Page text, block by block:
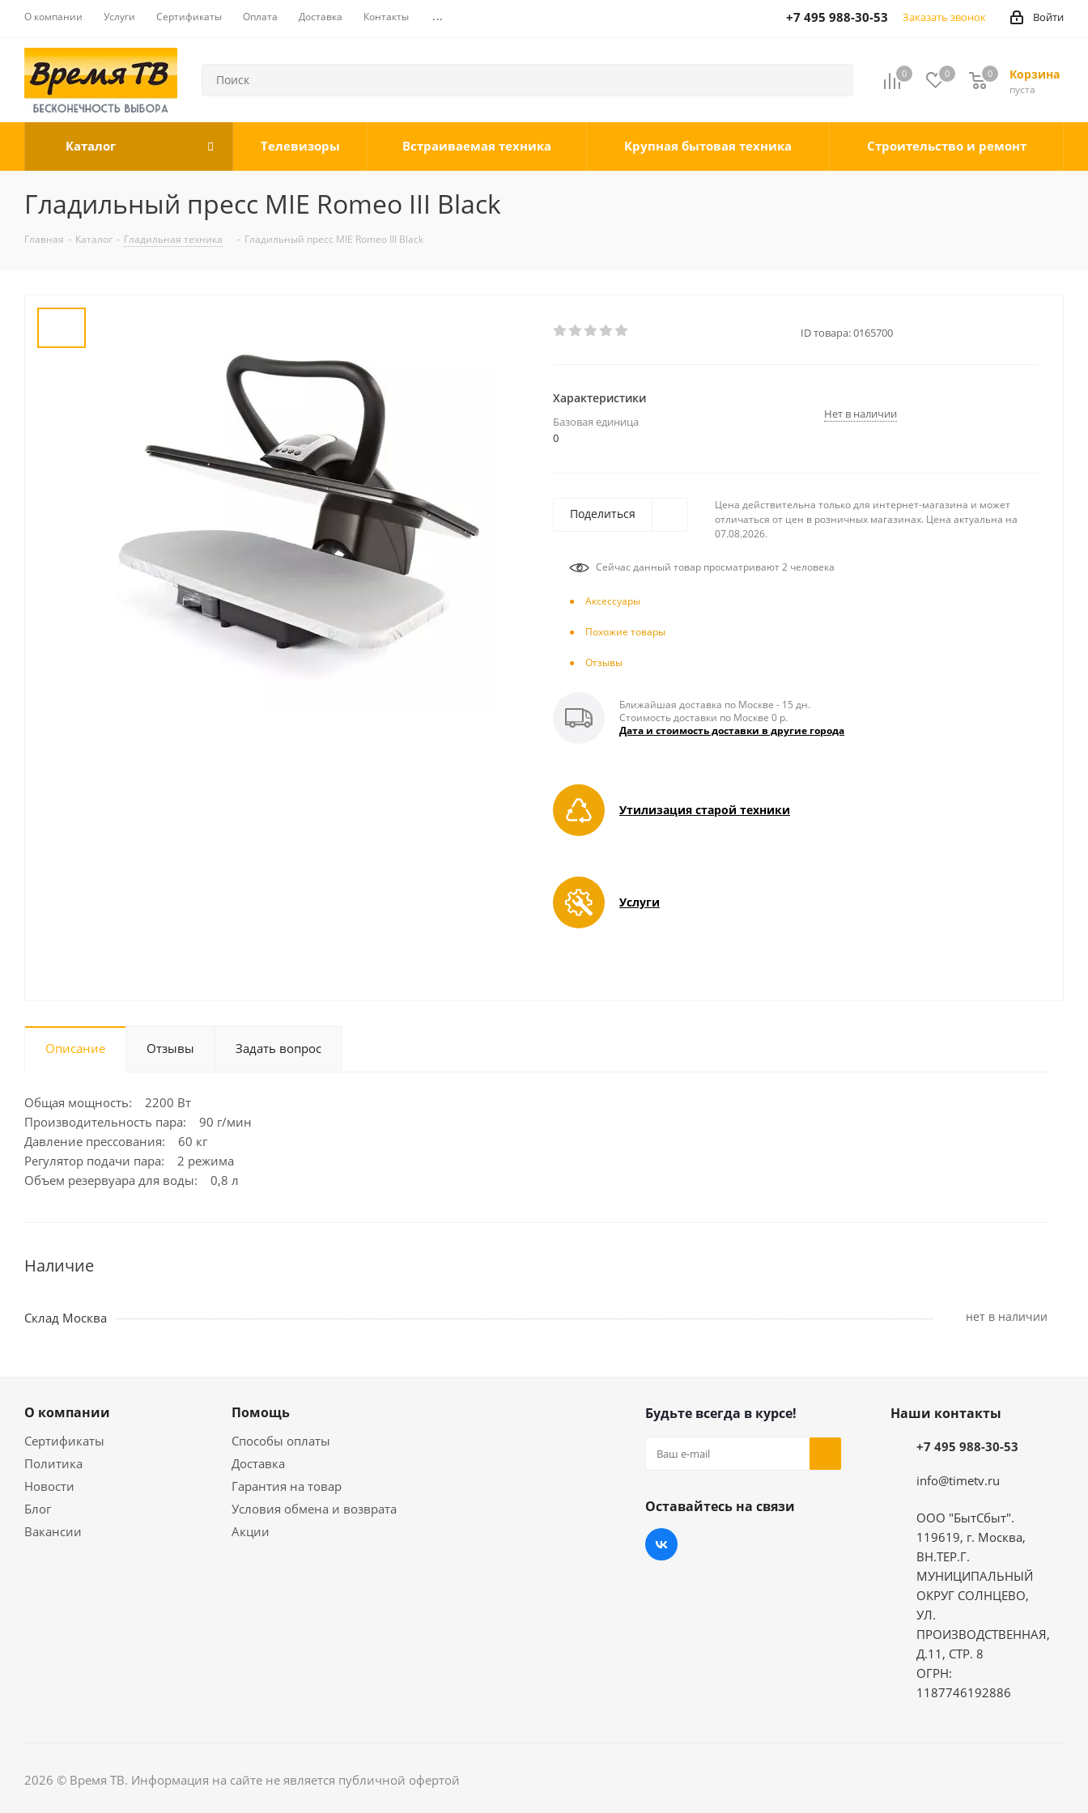
О компании Услуги Сертификаты Оплата Доставка Контакты ... Войти
+7 495 988-30-53 Заказать звонок
0 0 Корзина
0
пуста
0
Каталог Телевизоры Встраиваемая техника Крупная бытовая техника Строительство и ремонт
Гладильный пресс MIE Romeo III Black
Главная - Каталог - Гладильная техника - Гладильный пресс MIE Romeo III Black
ID товара:0165700
Характеристики
Базовая единица
0
Нет в наличии
Поделиться
Цена действительна только для интернет-магазина и может
отличаться от цен в розничных магазинах. Цена актуальна на
07.08.2026.
Сейчас данный товар просматривают 2 человека
Аксесcуары
Похожие товары
Отзывы
Ближайшая доставка по Москве - 15 дн.
Стоимость доставки по Москве 0 р.
Дата и стоимость доставки в другие города
Утилизация старой техники
Услуги
Описание Отзывы Задать вопрос
Общая мощность: 2200 Вт
Производительность пара: 90 г/мин
Давление прессования: 60 кг
Регулятор подачи пара: 2 режима
Объем резервуара для воды: 0,8 л
Наличие
Склад Москва Нет в наличии
О компании
Сертификаты
Политика
Новости
Блог
Вакансии
Помощь
Способы оплаты
Доставка
Гарантия на товар
Условия обмена и возврата
Акции
Будьте всегда в курсе!
Оставайтесь на связи
Наши контакты
+7 495 988-30-53
info@timetv.ru
ООО "БытСбыт".
119619, г. Москва,
ВН.ТЕР.Г.
МУНИЦИПАЛЬНЫЙ
ОКРУГ СОЛНЦЕВО,
УЛ.
ПРОИЗВОДСТВЕННАЯ,
Д.11, СТР. 8
ОГРН:
1187746192886
2026 © Время ТВ. Информация на сайте не является публичной офертой